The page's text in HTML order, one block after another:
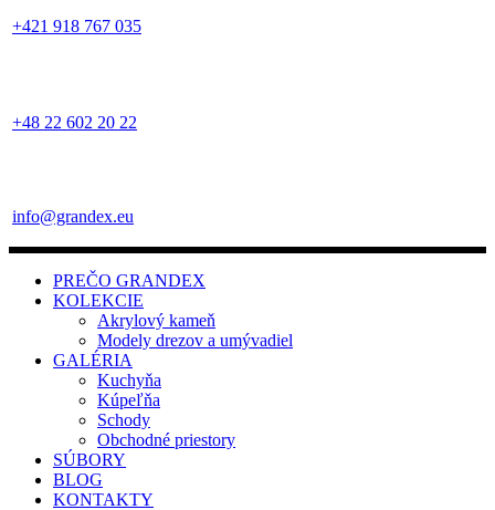
+421 918 767 035
+48 22 602 20 22
info@grandex.eu
PREČO GRANDEX
KOLEKCIE
Akrylový kameň
Modely drezov a umývadiel
GALÉRIA
Kuchyňa
Kúpeľňa
Schody
Obchodné priestory
SÚBORY
BLOG
KONTAKTY